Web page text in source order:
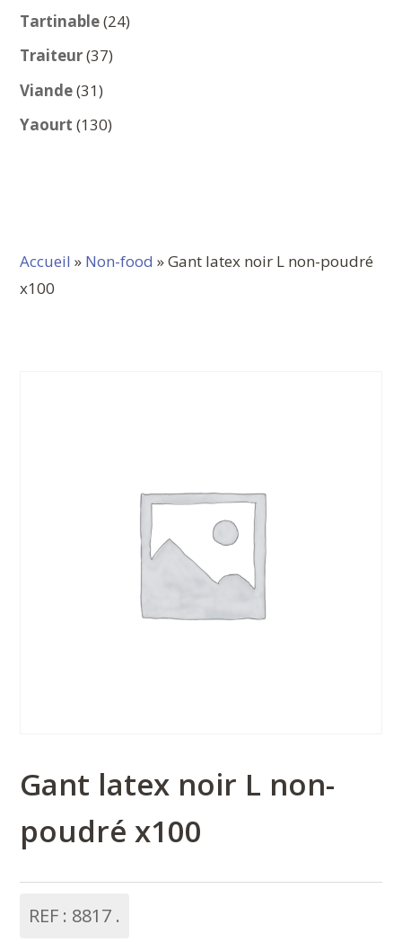
produits
Tartinable 2424
Traiteur 3737
Viande 3131
produits
Yaourt 130130
Accueil » Non-food » Gant latex noir L non-poudré
x100
Gant latex noir L non-
poudré x100
REF : 8817